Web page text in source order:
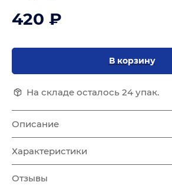
420 ₽
В корзину
На складе осталось 24 упак.
Описание
Характеристики
Отзывы